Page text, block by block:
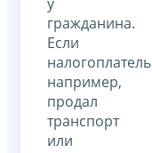
гражданина.
Если
например,
продал
транспорт
или